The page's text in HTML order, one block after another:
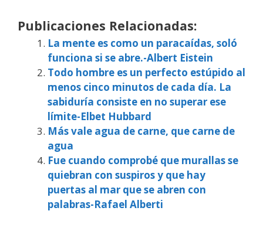
Publicaciones Relacionadas:
La mente es como un paracaídas, soló
funciona si se abre.-Albert Eistein
Todo hombre es un perfecto estúpido al
menos cinco minutos de cada día. La
sabiduría consiste en no superar ese
límite-Elbet Hubbard
Más vale agua de carne, que carne de
agua
Fue cuando comprobé que murallas se
quiebran con suspiros y que hay
puertas al mar que se abren con
palabras-Rafael Alberti